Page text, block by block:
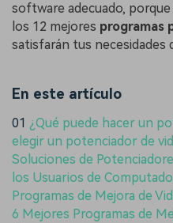
software adecuado,
los 12 mejores programas
satisfarán tus necesidades
En este artículo
01 ¿Qué puede hacer un
elegir un potenciador de
Soluciones de
los Usuarios de
Programas de Mejora de
6 Mejores Programas de